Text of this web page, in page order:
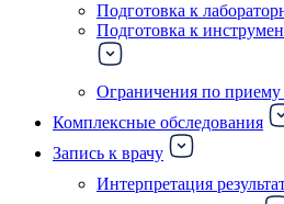
Подготовка к
Подготовка к
Ограничения по приему
Комплексные обследования
Запись к врачу
Интерпретация